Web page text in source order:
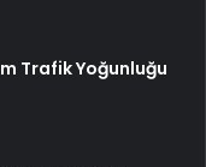
Trafik Yoğunluğu